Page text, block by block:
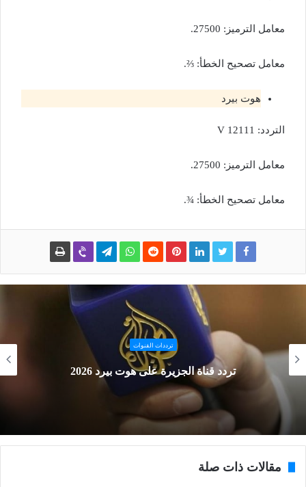
معامل الترميز: 27500.
معامل تصحيح الخطأ: ⅔.
هوت بيرد
التردد: 12111 V
معامل الترميز: 27500.
معامل تصحيح الخطأ: ¾.
ترددات القنوات
تردد قناة الجزيرة على هوت بيرد 2026
مقالات ذات صلة